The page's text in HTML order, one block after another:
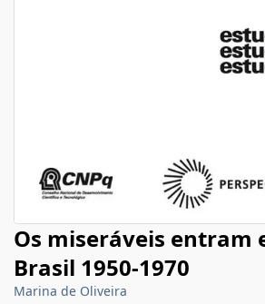
Os miseráveis entram
Brasil 1950-1970
Marina de Oliveira